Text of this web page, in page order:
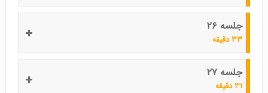
جلسه ۲۶
۳۳ دقیقه
جلسه ۲۷
۳۱ دقیقه